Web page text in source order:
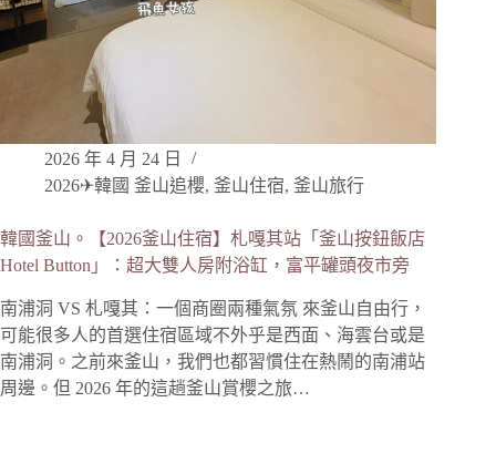
2026 年 4 月 24 日
2026✈韓國 釜山追櫻, 釜山住宿, 釜山旅行
韓國釜山。【2026釜山住宿】札嘎其站「釜山按鈕飯店
Hotel Button」：超大雙人房附浴缸，富平罐頭夜市旁
南浦洞 VS 札嘎其：一個商圈兩種氣氛 來釜山自由行，
可能很多人的首選住宿區域不外乎是西面、海雲台或是
南浦洞。之前來釜山，我們也都習慣住在熱鬧的南浦站
周邊。但 2026 年的這趟釜山賞櫻之旅…